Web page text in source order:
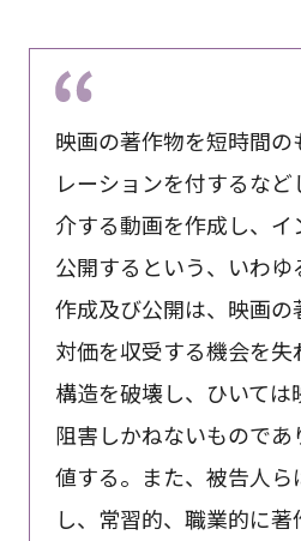
映画の著作物を短時間
レーションを付するな
介する動画を作成し、
公開するという、いわ
作成及び公開は、映画
対価を収受する機会を
構造を破壊し、ひいては
阻害しかねないものであ
値する。また、被告人
し、常習的、職業的に